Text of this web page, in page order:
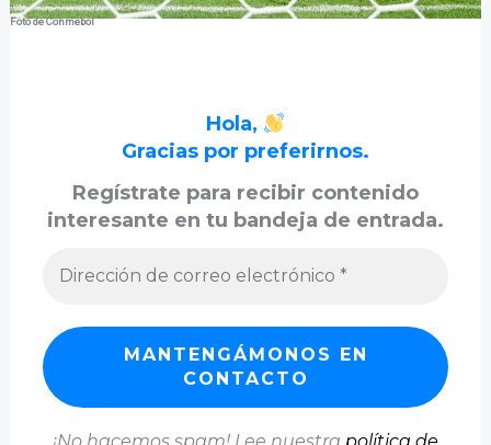
Foto de Conmebol
Hola,
Gracias por preferirnos.
Regístrate para recibir contenido
interesante en tu bandeja de entrada.